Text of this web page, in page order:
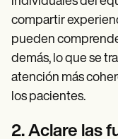
compartir
pueden
demás, lo que se
atención más
los pacientes.
2. Aclare las